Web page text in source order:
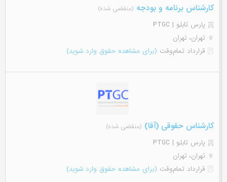
کارشناس برنامه و بودجه (منقضی شده)
پارس تابلو | PTGC
تهران، تهران
قرارداد تمام‌وقت (برای مشاهده حقوق وارد شوید)
کارشناس حقوقی (آقا) (منقضی شده)
پارس تابلو | PTGC
تهران، تهران
قرارداد تمام‌وقت (برای مشاهده حقوق وارد شوید)